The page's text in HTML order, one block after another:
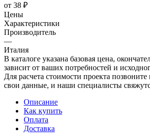
от 38 ₽
Цены
Характеристики
Производитель
—
Италия
В каталоге указана базовая цена,
зависит от ваших потребностей и
Для расчета стоимости проекта позвоните
свои данные, и наши специалисты
Описание
Как купить
Оплата
Доставка